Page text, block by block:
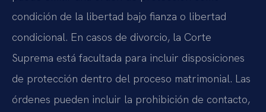
condición de la libertad bajo fianza o libertad
condicional. En casos de divorcio, la Corte
Suprema está facultada para incluir disposiciones
de protección dentro del proceso matrimonial. Las
órdenes pueden incluir la prohibición de contacto,